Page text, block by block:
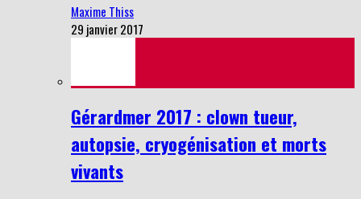
Maxime Thiss
29 janvier 2017
Gérardmer 2017 : clown tueur,
autopsie, cryogénisation et morts
vivants